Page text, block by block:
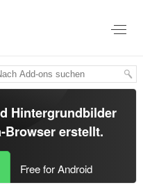
Hintergrundbilder
Browsererstellt.
Free for Android